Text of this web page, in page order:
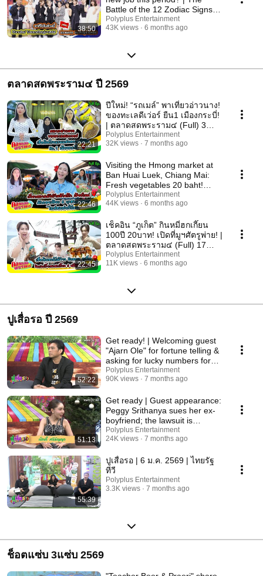
38:50
Battle of the 12 Zodiac Signs
(Full) Janu...
Polyplus Entertainment
43K views
6 months ago
ตลาดสดพระราม๔ ปี 2569
22:21
ปีใหม่! “รถเมล์” พาเที่ยวอ่าวนาง!
ของทะเลดีเว่อร์ ยืน1 เมืองกระบี่!
| ตลาดสดพระราม๔ (Full) 3
ม.ค. 69
Polyplus Entertainment
32K views
7 months ago
22:46
Visiting the Hmong market at
Ban Huai Luek, Chiang Mai:
Fresh vegetables 20 baht!
Imported flower...
Polyplus Entertainment
44K views
6 months ago
22:45
เช็คอิน “ภูเก็ต” กินหมี่ฮกเกี๊ยน
100ปี 20บาท! เปิดที่มูฯศัตรูพ่าย! |
ตลาดสดพระราม๔ (Full) 17
ม.ค. 69
Polyplus Entertainment
11K views
6 months ago
ปูเสื่อรอ ปี 2569
52:22
Get ready! | Welcoming guest
"Ajarn Ole" for fortune telling &
asking for lucky numbers for
this ...
Polyplus Entertainment
90K views
7 months ago
51:13
Get ready | Guest appearance:
Peggy Srithanya sues her ex-
boyfriend; the lawsuit is
ongoing! | Ja...
Polyplus Entertainment
24K views
7 months ago
55:39
ปูเสื่อรอ | 6 ม.ค. 2569 | ไทยรัฐ
ทีวี
Polyplus Entertainment
3.3K views
7 months ago
ช็อตแซ่บ 3แซ่บ 2569